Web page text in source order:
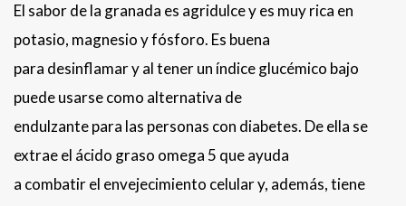
El sabor de la granada es agridulce y es muy rica en
potasio, magnesio y fósforo. Es buena
para desinflamar y al tener un índice glucémico bajo
puede usarse como alternativa de
endulzante para las personas con diabetes. De ella se
extrae el ácido graso omega 5 que ayuda
a combatir el envejecimiento celular y, además, tiene